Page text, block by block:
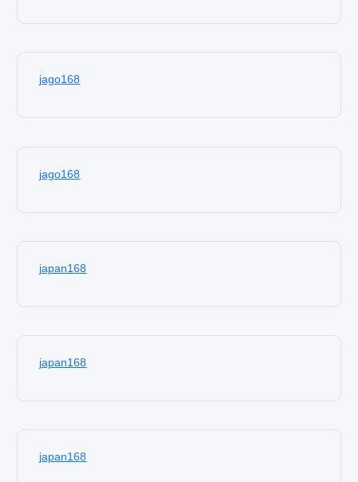
jago168
jago168
japan168
japan168
japan168